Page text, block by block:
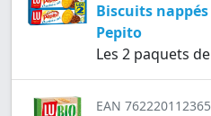
Biscuits
Pepito
Les 2 paquets
EAN